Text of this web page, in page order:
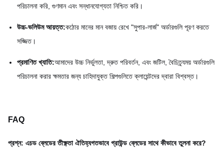
পরিচালনা করি, গুণমান এবং সন্ধানযোগ্যতা নিশ্চিত করি।
উচ্চ-ভলিউম আয়ত্ত:কঠোর মানের মান বজায় রেখে "সুপার-লার্জ" অর্ডারগুলি পূরণ করতে
সজ্জিত।
প্রমাণিত খ্যাতি:আমাদের উচ্চ নির্ভুলতা, দ্রুত পরিবর্তন, এবং জটিল, বৈচিত্র্যময় অর্ডারগুলি
পরিচালনা করার ক্ষমতার জন্য চাহিদাযুক্ত শিল্পগুলিতে ক্লায়েন্টদের দ্বারা বিশ্বস্ত।
FAQ
প্রশ্ন: এচড ব্লেডের তীক্ষ্ণতা ঐতিহ্যগতভাবে গ্রাউন্ড ব্লেডের সাথে কীভাবে তুলনা করে?